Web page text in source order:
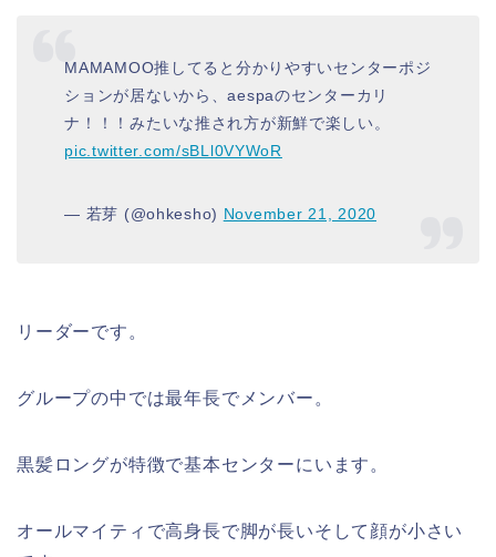
MAMAMOO推してると分かりやすいセンターポジ
ションが居ないから、aespaのセンターカリ
ナ！！！みたいな推され方が新鮮で楽しい。
pic.twitter.com/sBLl0VYWoR
— 若芽 (@ohkesho) November 21, 2020
リーダーです。
グループの中では最年長でメンバー。
黒髪ロングが特徴で基本センターにいます。
オールマイティで高身長で脚が長いそして顔が小さい